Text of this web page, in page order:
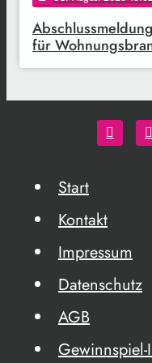
für
Start
Kontakt
Impressum
Datenschutz
AGB